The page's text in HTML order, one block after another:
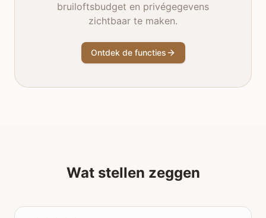
bruiloftsbudget en privégegevens
zichtbaar te maken.
Ontdek de functies
Wat stellen zeggen